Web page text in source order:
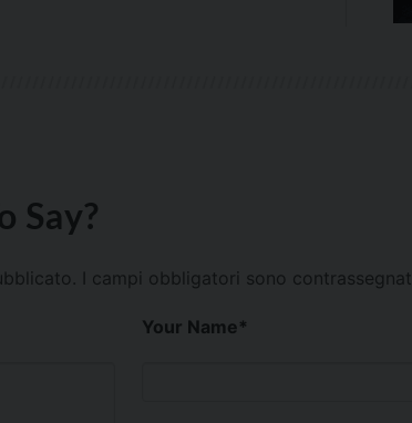
Say?
I campi obbligatori sono contrassegnati
Your Name*